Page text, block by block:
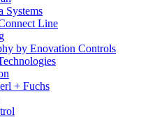
Systems
Line
by Enovation Controls
+ Fuchs